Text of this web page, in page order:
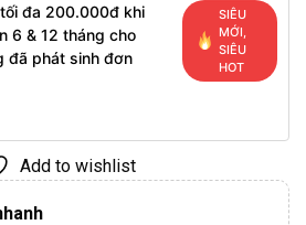
tối đa 200.000đ khi
6 & 12 tháng cho
đã phát sinh đơn
SIÊU
MỚI,
SIÊU
HOT
Add to wishlist